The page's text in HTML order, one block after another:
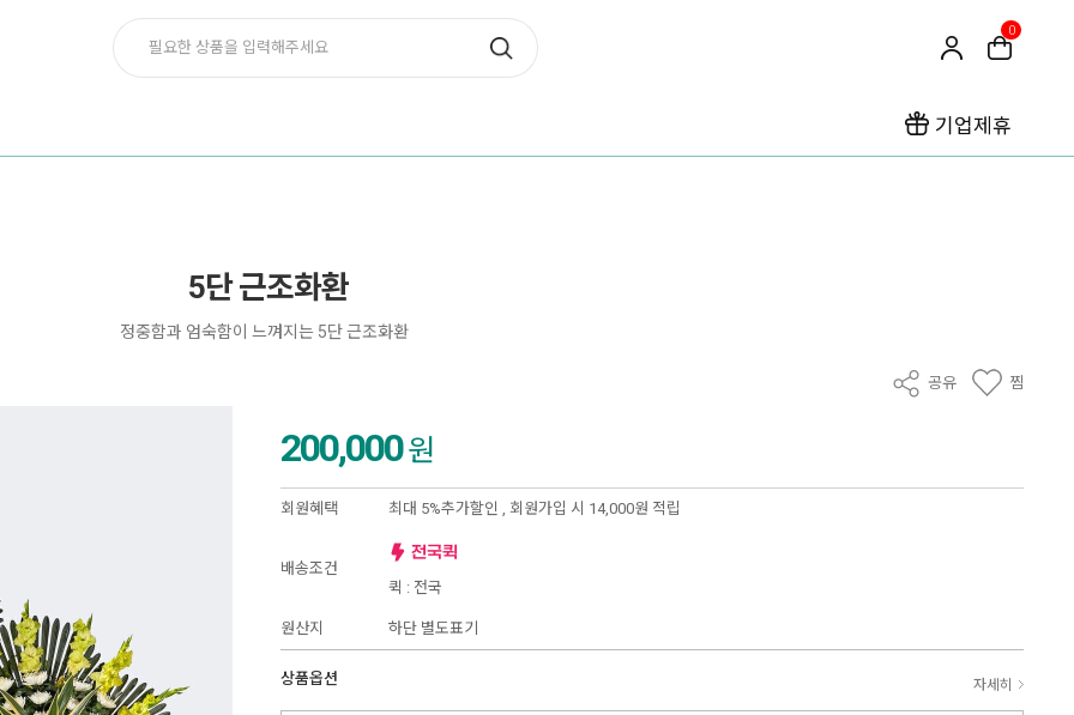
0
기업제휴
5단 근조화환
정중함과 엄숙함이 느껴지는 5단 근조화환
공유 찜
200,000원
회원혜택 최대 5%추가할인 , 회원가입 시 14,000원 적립
배송조건
퀵 : 전국
원산지 하단 별도표기
상품옵션 자세히